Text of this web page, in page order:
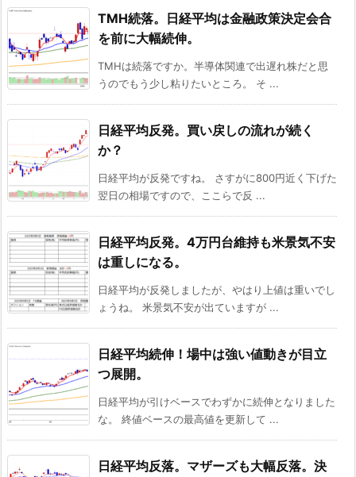
TMH続落。日経平均は金融政策決定会合
を前に大幅続伸。
TMHは続落ですか。半導体関連で出遅れ株だと思
うのでもう少し粘りたいところ。 そ ...
日経平均反発。買い戻しの流れが続く
か？
日経平均が反発ですね。 さすがに800円近く下げた
翌日の相場ですので、ここらで反 ...
日経平均反発。4万円台維持も米景気不安
は重しになる。
日経平均が反発しましたが、やはり上値は重いでし
ょうね。 米景気不安が出ていますが ...
日経平均続伸！場中は強い値動きが目立
つ展開。
日経平均が引けベースでわずかに続伸となりました
な。 終値ベースの最高値を更新して ...
日経平均反落。マザーズも大幅反落。決